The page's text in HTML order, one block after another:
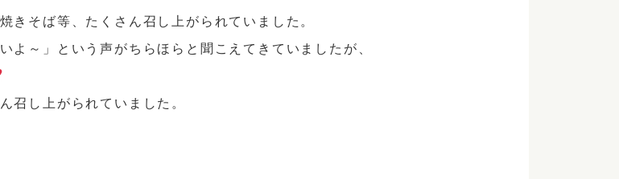
きそば等、たくさん召し上がられていました。
よ～」という声がちらほらと聞こえてきていましたが、
召し上がられていました。